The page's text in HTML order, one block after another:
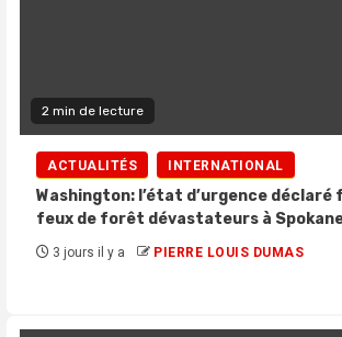
2 min de lecture
ACTUALITÉS INTERNATIONAL
Washington: l’état d’urgence déclaré
feux de forêt dévastateurs à
3 jours il y a PIERRE LOUIS DUMAS